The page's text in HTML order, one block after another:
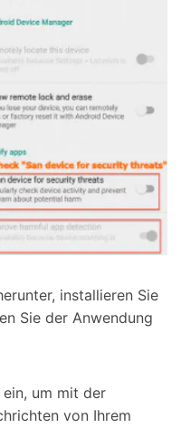
installieren Sie
Sie der Anwendung
um mit der
von Ihrem